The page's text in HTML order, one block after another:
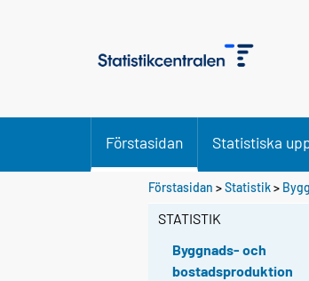
Förstasidan Statistiska
Förstasidan >Statistik>
STATISTIK
Byggnads- och
bostadsproduktion